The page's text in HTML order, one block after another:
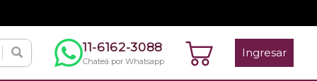
11-6162-3088
Chateá por Whatsapp
Ingresar